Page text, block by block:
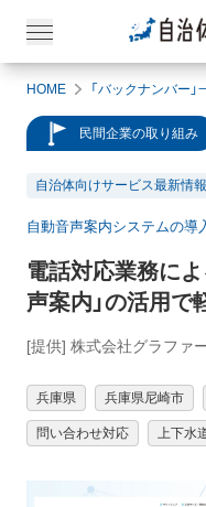
HOME 「バックナンバー」
民間企業の取り組み
自治体向けサービス最新情報
自動音声案内システムの導
電話対応業務によ
声案内」の活用で
[提供] 株式会社グラファ
兵庫県 兵庫県尼崎市
問い合わせ対応 上下水